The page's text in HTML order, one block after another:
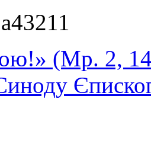
(Мр. 2,